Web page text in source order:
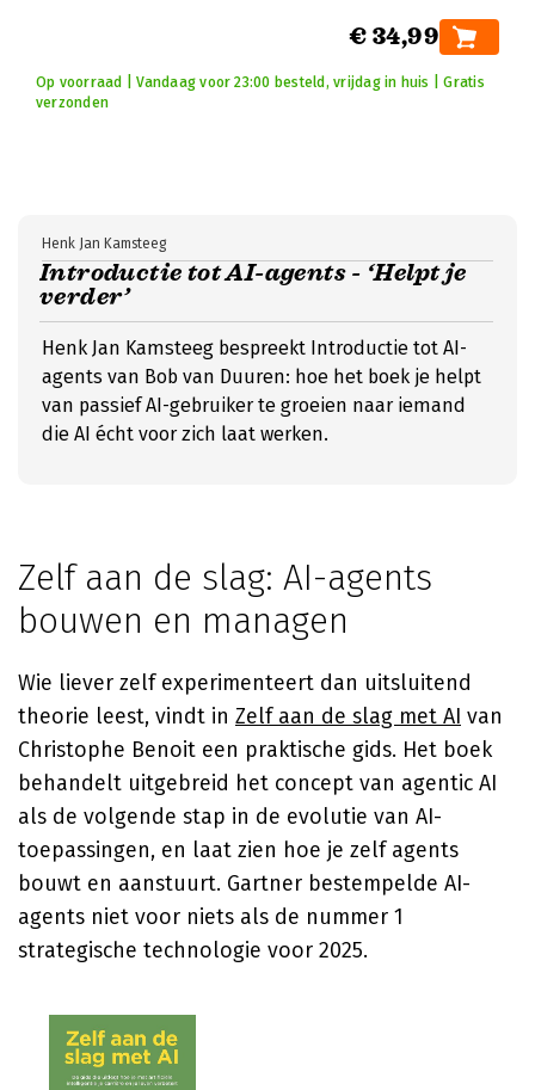
€ 34,99
Op voorraad | Vandaag voor 23:00 besteld, vrijdag in huis | Gratis
verzonden
Introductie tot AI-agents - ‘Helpt je
verder’
Henk Jan Kamsteeg
Henk Jan Kamsteeg bespreekt Introductie tot AI-
agents van Bob van Duuren: hoe het boek je helpt
van passief AI-gebruiker te groeien naar iemand
die AI écht voor zich laat werken.
Zelf aan de slag: AI-agents
bouwen en managen
Wie liever zelf experimenteert dan uitsluitend
theorie leest, vindt in Zelf aan de slag met AI van
Christophe Benoit een praktische gids. Het boek
behandelt uitgebreid het concept van agentic AI
als de volgende stap in de evolutie van AI-
toepassingen, en laat zien hoe je zelf agents
bouwt en aanstuurt. Gartner bestempelde AI-
agents niet voor niets als de nummer 1
strategische technologie voor 2025.